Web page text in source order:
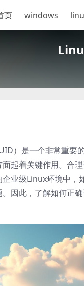
页 windows
）是一个非常重要
起着关键作用。合
业级Linux环境中
因此，了解如何正